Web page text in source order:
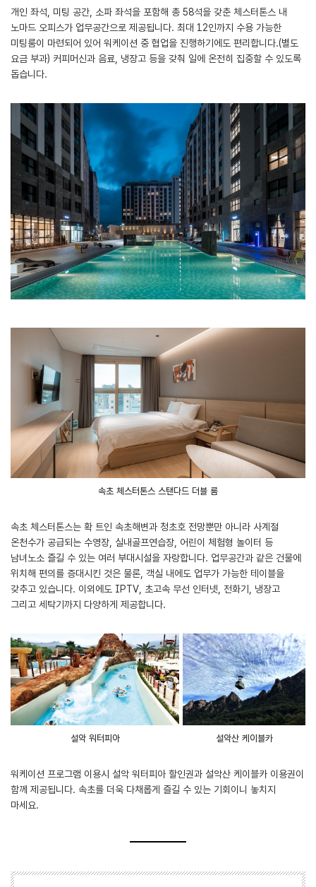
개인 좌석, 미팅 공간, 소파 좌석을 포함해 총 58석을 갖춘 체스터톤스 내
노마드 오피스가 업무공간으로 제공됩니다. 최대 12인까지 수용 가능한
미팅룸이 마련되어 있어 워케이션 중 협업을 진행하기에도 편리합니다.(별도
요금 부과) 커피머신과 음료, 냉장고 등을 갖춰 일에 온전히 집중할 수 있도록
돕습니다.
속초 체스터톤스 스탠다드 더블 룸
속초 체스터톤스는 확 트인 속초해변과 청초호 전망뿐만 아니라 사계절
온천수가 공급되는 수영장, 실내골프연습장, 어린이 체험형 놀이터 등
남녀노소 즐길 수 있는 여러 부대시설을 자랑합니다. 업무공간과 같은 건물에
위치해 편의를 증대시킨 것은 물론, 객실 내에도 업무가 가능한 테이블을
갖추고 있습니다. 이외에도 IPTV, 초고속 무선 인터넷, 전화기, 냉장고
그리고 세탁기까지 다양하게 제공합니다.
설악 워터피아 설악산 케이블카
워케이션 프로그램 이용시 설악 워터피아 할인권과 설악산 케이블카 이용권이
함께 제공됩니다. 속초를 더욱 다채롭게 즐길 수 있는 기회이니 놓치지
마세요.